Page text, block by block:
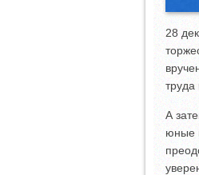
28
труда
А
юные